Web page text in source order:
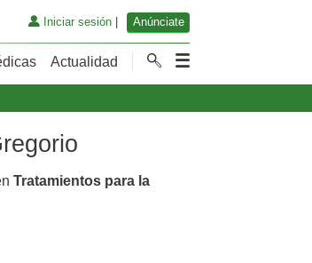
Iniciar sesión| Anúnciate
Actualidad
Tratamientos para la